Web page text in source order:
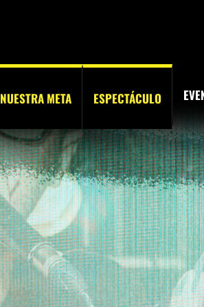
NUESTRA META ESPECTÁCULO